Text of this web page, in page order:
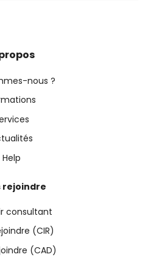
nous ?
Help
rejoindre
consultant
(CIR)
(CAD)